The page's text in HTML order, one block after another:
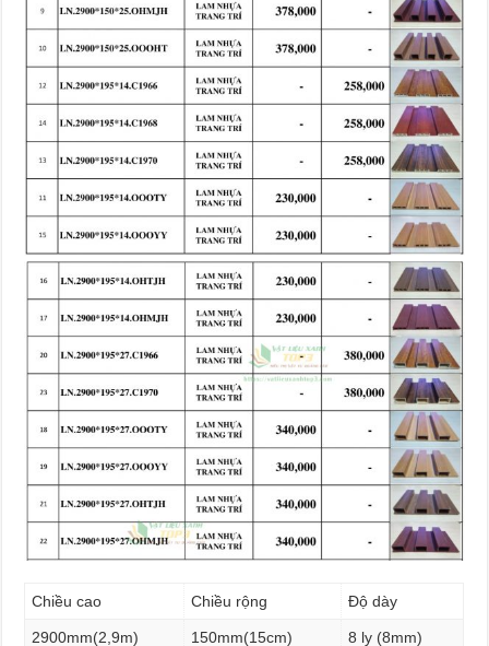
Chiều cao Chiều rộng Độ dày
2900mm(2,9m) 150mm(15cm) 8 ly (8mm)